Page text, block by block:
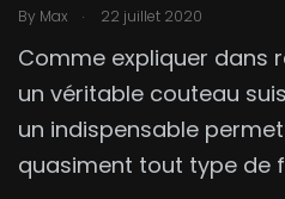
By Max . 22 juillet 2020
Comme expliquer dans
un véritable couteau
un indispensable
quasiment tout type de